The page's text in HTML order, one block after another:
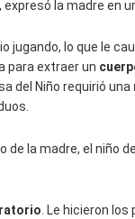
la madre en
jugando, lo que le
para extraer un
del Niño requirió una
de la madre, el niño
. Le hicieron